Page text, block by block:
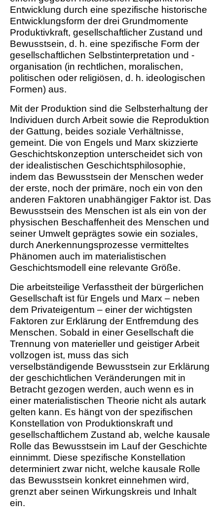
Entwicklung durch eine spezifische historische
Entwicklungsform der drei Grundmomente
Produktivkraft, gesellschaftlicher Zustand und
Bewusstsein, d. h. eine spezifische Form der
gesellschaftlichen Selbstinterpretation und -
organisation (in rechtlichen, moralischen,
politischen oder religiösen, d. h. ideologischen
Formen) aus.
Mit der Produktion sind die Selbsterhaltung der
Individuen durch Arbeit sowie die Reproduktion
der Gattung, beides soziale Verhältnisse,
gemeint. Die von Engels und Marx skizzierte
Geschichtskonzeption unterscheidet sich von
der idealistischen Geschichtsphilosophie,
indem das Bewusstsein der Menschen weder
der erste, noch der primäre, noch ein von den
anderen Faktoren unabhängiger Faktor ist. Das
Bewusstsein des Menschen ist als ein von der
physischen Beschaffenheit des Menschen und
seiner Umwelt geprägtes sowie ein soziales,
durch Anerkennungsprozesse vermitteltes
Phänomen auch im materialistischen
Geschichtsmodell eine relevante Größe.
Die arbeitsteilige Verfasstheit der bürgerlichen
Gesellschaft ist für Engels und Marx – neben
dem Privateigentum – einer der wichtigsten
Faktoren zur Erklärung der Entfremdung des
Menschen. Sobald in einer Gesellschaft die
Trennung von materieller und geistiger Arbeit
vollzogen ist, muss das sich
verselbständigende Bewusstsein zur Erklärung
der geschichtlichen Veränderungen mit in
Betracht gezogen werden, auch wenn es in
einer materialistischen Theorie nicht als autark
gelten kann. Es hängt von der spezifischen
Konstellation von Produktionskraft und
gesellschaftlichem Zustand ab, welche kausale
Rolle das Bewusstsein im Lauf der Geschichte
einnimmt. Diese spezifische Konstellation
determiniert zwar nicht, welche kausale Rolle
das Bewusstsein konkret einnehmen wird,
grenzt aber seinen Wirkungskreis und Inhalt
ein.